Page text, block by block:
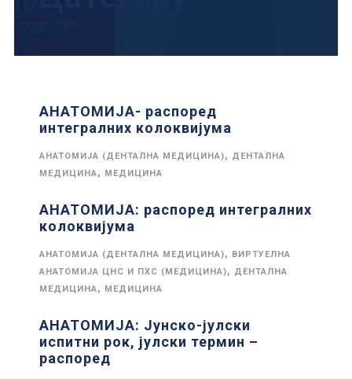
АНАТОМИЈА- распоред
интегралних колоквијума
АНАТОМИЈА (ДЕНТАЛНА МЕДИЦИНА), ДЕНТАЛНА
МЕДИЦИНА, МЕДИЦИНА
АНАТОМИЈА: распоред интегралних
колоквијума
АНАТОМИЈА (ДЕНТАЛНА МЕДИЦИНА), ВИРТУЕЛНА
АНАТОМИЈА ЦНС И ПХС (МЕДИЦИНА), ДЕНТАЛНА
МЕДИЦИНА, МЕДИЦИНА
АНАТОМИЈА: Јунско-јулски
испитни рок, јулски термин –
распоред